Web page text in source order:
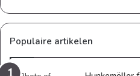
Populaire artikelen